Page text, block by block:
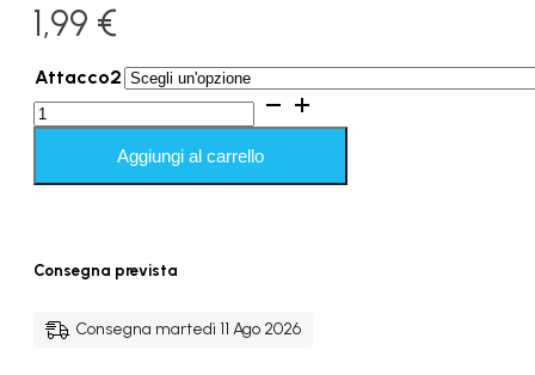
1,99 €
Attacco2
Terminale
diritto
-
BSP(P)
quantità
Aggiungi al carrello
Consegna prevista
Consegna martedì 11 Ago 2026